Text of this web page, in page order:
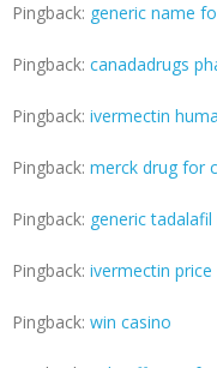
Pingback: generic name
Pingback: canadadrugs
Pingback: ivermectin
Pingback: merck drug for
Pingback: generic tadalafil
Pingback: ivermectin price
Pingback: win casino